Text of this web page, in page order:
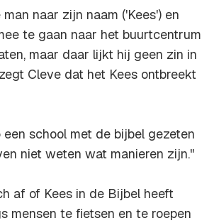
naar zijn naam ('Kees') en
te gaan naar het buurtcentrum
maar daar lijkt hij geen zin in
Cleve dat het Kees ontbreekt
een school met de bijbel gezeten
niet weten wat manieren zijn."
af of Kees in de Bijbel heeft
mensen te fietsen en te roepen